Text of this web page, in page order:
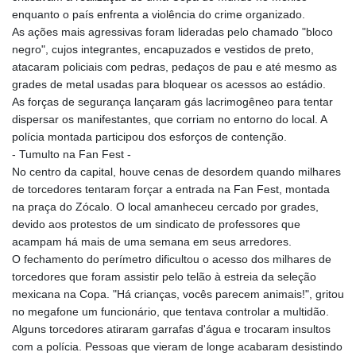
enquanto o país enfrenta a violência do crime organizado.
As ações mais agressivas foram lideradas pelo chamado "bloco
negro", cujos integrantes, encapuzados e vestidos de preto,
atacaram policiais com pedras, pedaços de pau e até mesmo as
grades de metal usadas para bloquear os acessos ao estádio.
As forças de segurança lançaram gás lacrimogêneo para tentar
dispersar os manifestantes, que corriam no entorno do local. A
polícia montada participou dos esforços de contenção.
- Tumulto na Fan Fest -
No centro da capital, houve cenas de desordem quando milhares
de torcedores tentaram forçar a entrada na Fan Fest, montada
na praça do Zócalo. O local amanheceu cercado por grades,
devido aos protestos de um sindicato de professores que
acampam há mais de uma semana em seus arredores.
O fechamento do perímetro dificultou o acesso dos milhares de
torcedores que foram assistir pelo telão à estreia da seleção
mexicana na Copa. "Há crianças, vocês parecem animais!", gritou
no megafone um funcionário, que tentava controlar a multidão.
Alguns torcedores atiraram garrafas d'água e trocaram insultos
com a polícia. Pessoas que vieram de longe acabaram desistindo